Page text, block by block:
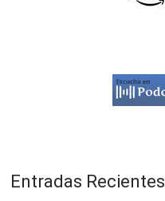
Entradas Recientes